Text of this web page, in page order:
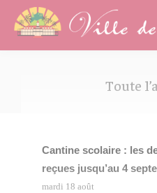
Toute
Cantine scolaire : les
reçues jusqu’au 4
mardi 18 août
Cookies management panel